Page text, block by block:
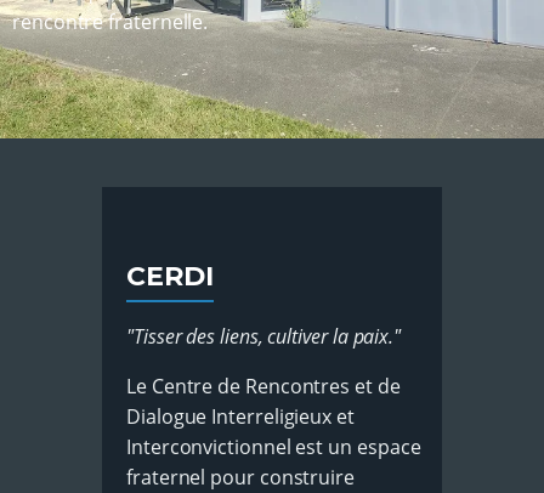
rencontre fraternelle.
CERDI
"Tisser des liens, cultiver la paix."
Le Centre de Rencontres et de
Dialogue Interreligieux et
Interconvictionnel est un espace
fraternel pour construire